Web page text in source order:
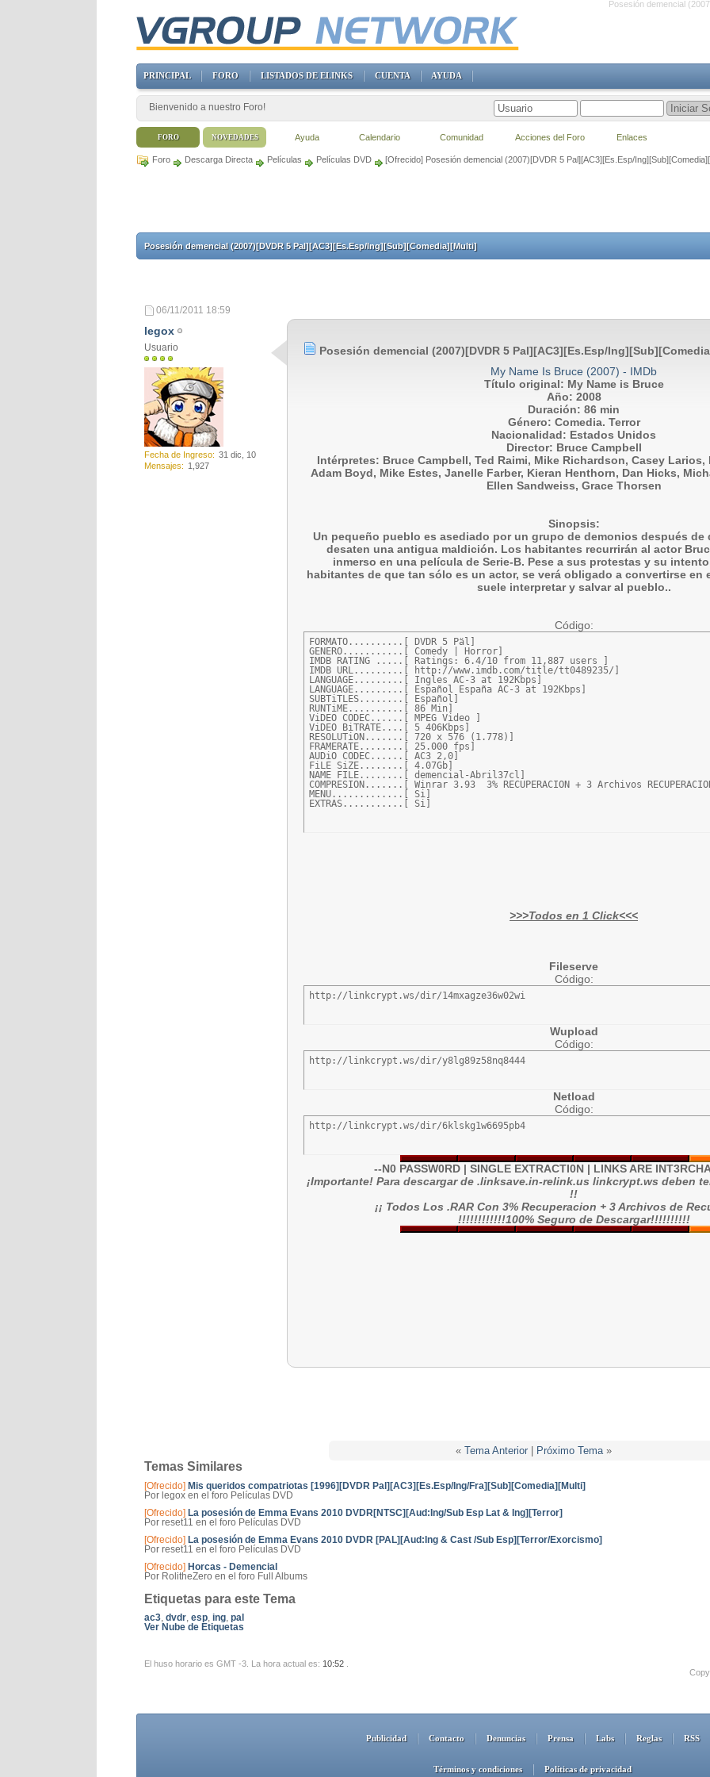
Posesión demencial
Foro Descarga Directa Películas Películas DVD [Ofrecido] Posesión demencial (2007)[DVDR 5 Pal][AC3][Es.Esp/
Posesión demencial (2007)[DVDR 5 Pal][AC3][Es.Esp/Ing][Sub][Comedia][Multi]
06/11/2011 18:59
legox
Usuario
Fecha de Ingreso
31 dic, 10
Mensajes
1,927
Posesión demencial (2007)[DVDR 5 Pal][AC3][Es.Esp/
My Name Is Bruce (2007) - IMDb
Título original: My Name is Bruce
Año: 2008
Duración: 86 min
Género: Comedia. Terror
Nacionalidad: Estados Unidos
Director: Bruce Campbell
Intérpretes: Bruce Campbell, Ted Raimi, Mike Richardson, Casey Larios,
Adam Boyd, Mike Estes, Janelle Farber, Kieran Henthorn, Dan Hicks,
Ellen Sandweiss, Grace Thorsen
Sinopsis:
Un pequeño pueblo es asediado por un grupo de demonios después de
desaten una antigua maldición. Los habitantes recurrirán al actor
inmerso en una película de Serie-B. Pese a sus protestas y su
habitantes de que tan sólo es un actor, se verá obligado a convertirse en
suele interpretar y salvar al pueblo..
Código:
FORMATO..........[ DVDR 5 Päl]
GENERO...........[ Comedy | Horror]
IMDB RATING .....[ Ratings: 6.4/10 from 11,887 users ]
IMDB URL.........[ http://www.imdb.com/title/tt0489235/]
LANGUAGE.........[ Ingles AC-3 at 192Kbps]
LANGUAGE.........[ Español España AC-3 at 192Kbps]
SUBTiTLES........[ Español]
RUNTiME..........[ 86 Min]
ViDEO CODEC......[ MPEG Video ]
ViDEO BiTRATE....[ 5 406Kbps]
RESOLUTiON.......[ 720 x 576 (1.778)]
FRAMERATE........[ 25.000 fps]
AUDiO CODEC......[ AC3 2,0]
FiLE SiZE........[ 4.07Gb]
NAME FILE........[ demencial-Abril37cl]
COMPRESION.......[ Winrar 3.93  3% RECUPERACION + 3 Archivos
MENU.............[ Si]
EXTRAS...........[ Si]
>>>Todos en 1 Click<<<
Fileserve
Código:
http://linkcrypt.ws/dir/14mxagze36w02wi
Wupload
Código:
http://linkcrypt.ws/dir/y8lg89z58nq8444
Netload
Código:
http://linkcrypt.ws/dir/6klskg1w6695pb4
--N0 PASSW0RD | SINGLE EXTRACTI0N | LINKS ARE
¡Importante! Para descargar de .linksave.in-relink.us linkcrypt.ws deben
!!
¡¡ Todos Los .RAR Con 3% Recuperacion + 3 Archivos de
!!!!!!!!!!!!100% Seguro de Descargar!!!!!!!!!!
« Tema Anterior| Próximo Tema »
Temas Similares
[Ofrecido] Mis queridos compatriotas [1996][DVDR Pal][AC3][Es.Esp/Ing/Fra][Sub][Comedia][Multi]
Por legox en el foro Películas DVD
[Ofrecido] La posesión de Emma Evans 2010 DVDR[NTSC][Aud:Ing/Sub Esp Lat & Ing][Terror]
Por reset11 en el foro Películas DVD
[Ofrecido] La posesión de Emma Evans 2010 DVDR [PAL][Aud:Ing & Cast /Sub Esp][Terror/Exorcismo]
Por reset11 en el foro Películas DVD
[Ofrecido] Horcas - Demencial
Por RolitheZero en el foro Full Albums
Etiquetas para este Tema
ac3, dvdr, esp, ing, pal
Ver Nube de Etiquetas
El huso horario es GMT -3. La hora actual es: 10:52
Publicidad Contacto Denuncias Prensa Labs Reglas RSS
Términos y condiciones Políticas de privacidad
PRINCIPAL FORO LISTADOS DE ELINKS CUENTA AYUDA
Bienvenido a nuestro Foro!
FORO Ayuda Calendario Comunidad Acciones del Foro Enlaces
NOVEDADES